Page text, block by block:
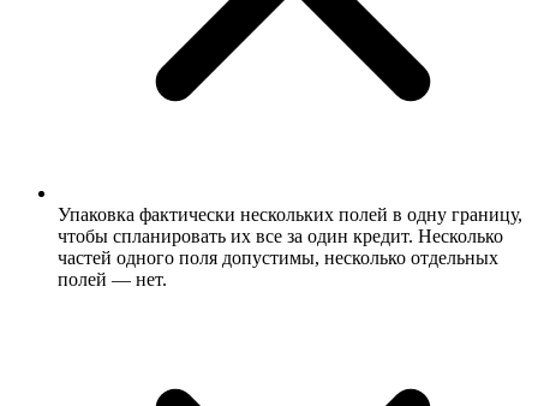
Упаковка фактически нескольких полей в одну границу,
чтобы спланировать их все за один кредит. Несколько
частей одного поля допустимы, несколько отдельных
полей — нет.